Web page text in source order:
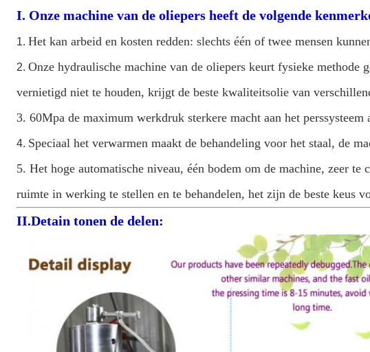
I. Onze machine van de oliepers heeft de volgende
1. Het kan arbeid en kosten redden: slechts één of twee mensen
2. Onze hydraulische machine van de oliepers keurt fysieke methode
vernietigd niet te houden, krijgt de beste kwaliteitsolie van
3. 60Mpa de maximum werkdruk sterkere macht aan het
4. Speciaal het verwarmen maakt de behandeling voor het staal, de
5. Het hoge automatische niveau, één bodem om de machine, zeer
ruimte in werking te stellen en te behandelen, het zijn de beste keus
II.Detain tonen de delen: